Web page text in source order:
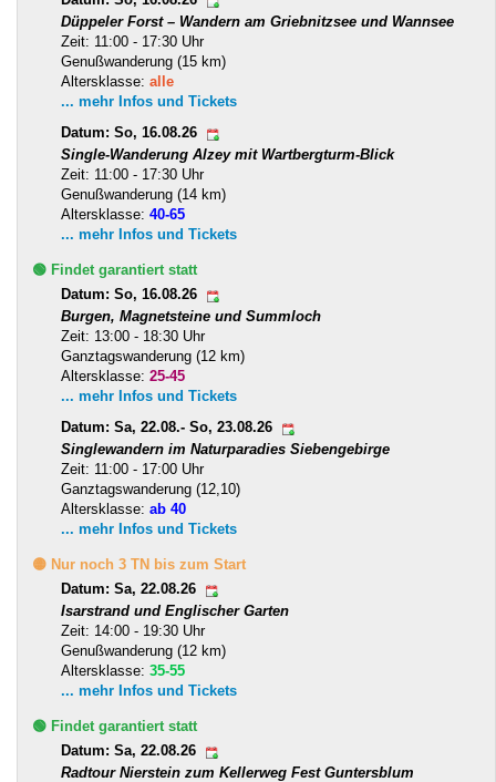
Düppeler Forst – Wandern am Griebnitzsee und Wannsee
Zeit: 11:00 - 17:30 Uhr
Genußwanderung (15 km)
Altersklasse: alle
... mehr Infos und Tickets
Datum: So, 16.08.26
Single-Wanderung Alzey mit Wartbergturm-Blick
Zeit: 11:00 - 17:30 Uhr
Genußwanderung (14 km)
Altersklasse: 40-65
... mehr Infos und Tickets
🟢 Findet garantiert statt
Datum: So, 16.08.26
Burgen, Magnetsteine und Summloch
Zeit: 13:00 - 18:30 Uhr
Ganztagswanderung (12 km)
Altersklasse: 25-45
... mehr Infos und Tickets
Datum: Sa, 22.08.- So, 23.08.26
Singlewandern im Naturparadies Siebengebirge
Zeit: 11:00 - 17:00 Uhr
Ganztagswanderung (12,10)
Altersklasse: ab 40
... mehr Infos und Tickets
🟡 Nur noch 3 TN bis zum Start
Datum: Sa, 22.08.26
Isarstrand und Englischer Garten
Zeit: 14:00 - 19:30 Uhr
Genußwanderung (12 km)
Altersklasse: 35-55
... mehr Infos und Tickets
🟢 Findet garantiert statt
Datum: Sa, 22.08.26
Radtour Nierstein zum Kellerweg Fest Guntersblum